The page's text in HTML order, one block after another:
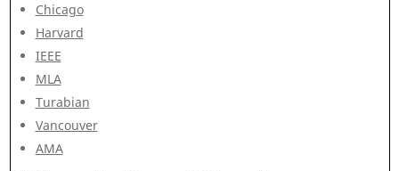
Chicago
Harvard
IEEE
MLA
Turabian
Vancouver
AMA